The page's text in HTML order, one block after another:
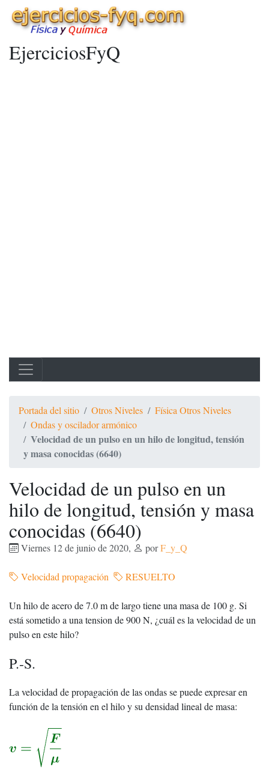
EjerciciosFyQ
Portada del sitio Otros Niveles
Física Otros Niveles
Ondas y oscilador armónico
Velocidad de un pulso en un hilo de longitud, tensión
y masa conocidas (6640)
Velocidad de un pulso en un
hilo de longitud, tensión y masa
conocidas (6640)
Viernes 12 de junio de 2020, porF_y_Q
Velocidad propagación RESUELTO
Un hilo de acero de 7.0 m de largo tiene una masa de 100 g. Si
está sometido a una tension de 900 N, ¿cuál es la velocidad de un
pulso en este hilo?
P.-S.
La velocidad de propagación de las ondas se puede expresar en
función de la tensión en el hilo y su densidad lineal de masa: